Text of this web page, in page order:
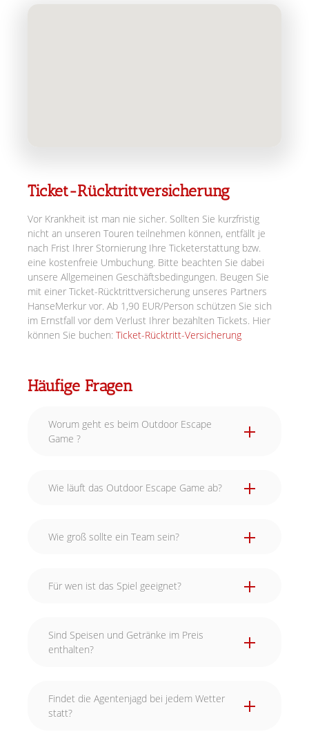
Ticket-Rücktrittversicherung
Vor Krankheit ist man nie sicher. Sollten Sie kurzfristig
nicht an unseren Touren teilnehmen können, entfällt je
nach Frist Ihrer Stornierung Ihre Ticketerstattung bzw.
eine kostenfreie Umbuchung. Bitte beachten Sie dabei
unsere Allgemeinen Geschäftsbedingungen. Beugen Sie
mit einer Ticket-Rücktrittversicherung unseres Partners
HanseMerkur vor. Ab 1,90 EUR/Person schützen Sie sich
im Ernstfall vor dem Verlust Ihrer bezahlten Tickets. Hier
können Sie buchen: Ticket-Rücktritt-Versicherung
Häufige Fragen
Worum geht es beim Outdoor Escape
Game ?
Wie läuft das Outdoor Escape Game ab?
Wie groß sollte ein Team sein?
Für wen ist das Spiel geeignet?
Sind Speisen und Getränke im Preis
enthalten?
Findet die Agentenjagd bei jedem Wetter
statt?